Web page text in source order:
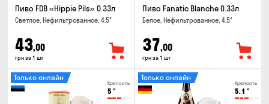
Пиво FDB «Hippie Pils» 0.33л
Светлое, Нефильтрованное, 4.5°
43,00
грн за 1 шт
Пиво Fanatic Blanche 0.33л
Белое, Нефильтрованное, 4.5°
37,00
грн за 1 шт
Крепость
5 °
Только онлайн
Крепость
5.1 °
Только онлайн